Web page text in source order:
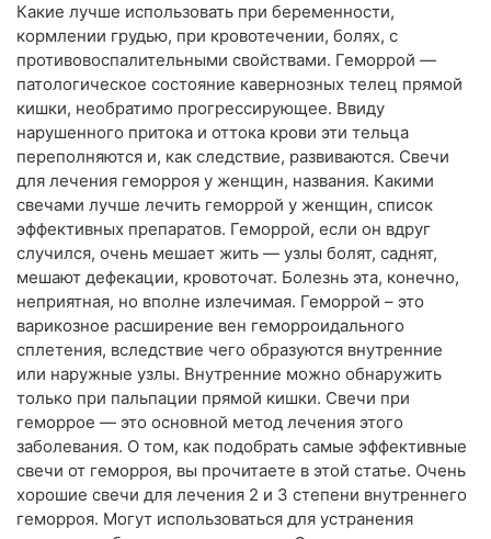
Какие лучше использовать при беременности,
кормлении грудью, при кровотечении, болях, с
противовоспалительными свойствами. Геморрой —
патологическое состояние кавернозных телец прямой
кишки, необратимо прогрессирующее. Ввиду
нарушенного притока и оттока крови эти тельца
переполняются и, как следствие, развиваются. Свечи
для лечения геморроя у женщин, названия. Какими
свечами лучше лечить геморрой у женщин, список
эффективных препаратов. Геморрой, если он вдруг
случился, очень мешает жить — узлы болят, саднят,
мешают дефекации, кровоточат. Болезнь эта, конечно,
неприятная, но вполне излечимая. Геморрой – это
варикозное расширение вен геморроидального
сплетения, вследствие чего образуются внутренние
или наружные узлы. Внутренние можно обнаружить
только при пальпации прямой кишки. Свечи при
геморрое — это основной метод лечения этого
заболевания. О том, как подобрать самые эффективные
свечи от геморроя, вы прочитаете в этой статье. Очень
хорошие свечи для лечения 2 и 3 степени внутреннего
геморроя. Могут использоваться для устранения